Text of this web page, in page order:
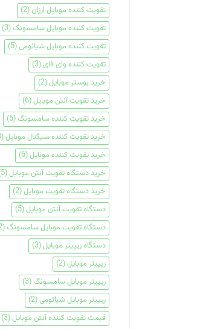
تقویت کننده موبایل ارزان(2)
تقویت کننده موبایل سامسونگ(3)
تقویت کننده موبایل شیائومی(5)
تقویت کننده وای فای(3)
خرید بوستر موبایل(2)
خرید تقویت آنتن موبایل(6)
خرید تقویت کننده سامسونگ(5)
خرید تقویت کننده سیگنال موبایل(3)
خرید تقویت کننده موبایل(6)
خرید دستگاه تقویت آنتن موبایل(5)
خرید دستگاه تقویت موبایل(2)
دستگاه تقویت آنتن موبایل(5)
دستگاه تقویت موبایل سامسونگ(2)
دستگاه ریپیتر موبایل(3)
ریپیتر موبایل(2)
ریپیتر موبایل سامسونگ(3)
ریپیتر موبایل شیائومی(2)
قیمت تقویت کننده آنتن موبایل(3)